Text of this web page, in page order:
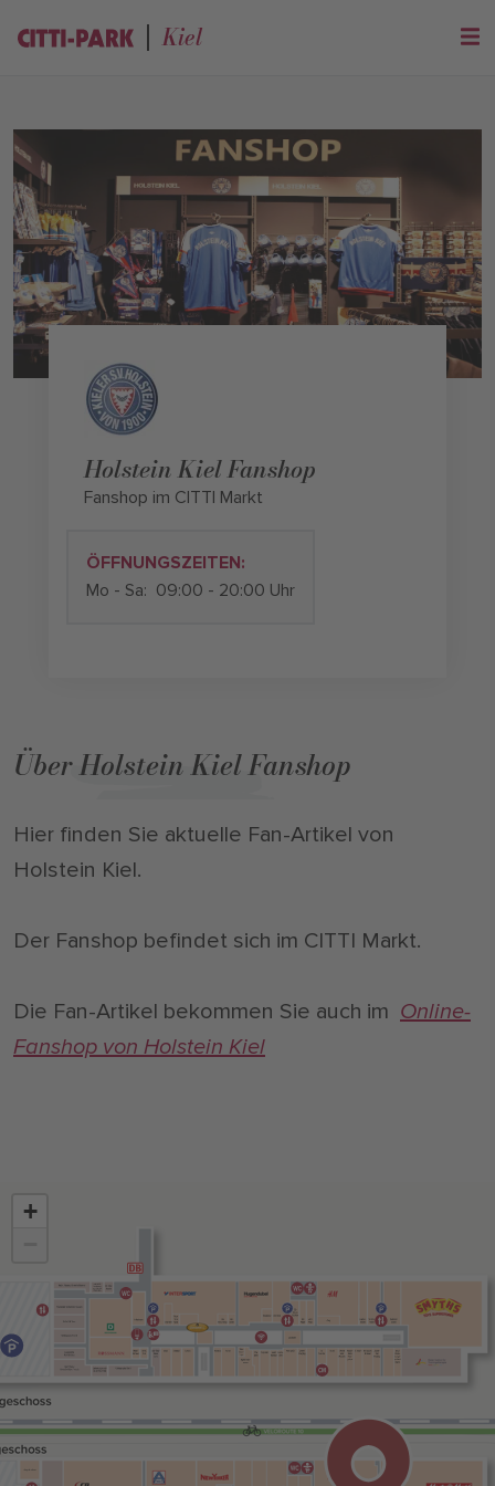
Kiel
Holstein Kiel Fanshop
Fanshop im CITTI Markt
ÖFFNUNGSZEITEN:
Mo - Sa: 09:00 - 20:00 Uhr
Über Holstein Kiel Fanshop
Hier finden Sie aktuelle Fan-Artikel von
Holstein Kiel.
Der Fanshop befindet sich im CITTI Markt.
Die Fan-Artikel bekommen Sie auch im Online-
Fanshop von Holstein Kiel
+